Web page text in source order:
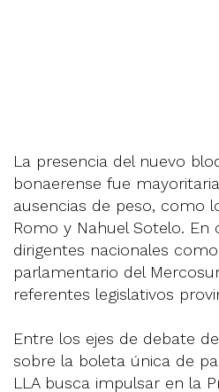
La presencia del nuevo
bonaerense fue
ausencias de peso, como
Romo y Nahuel Sotelo. En
dirigentes nacionales
parlamentario del
referentes legislativos
Entre los ejes de debate
sobre la boleta única de
LLA busca impulsar en la